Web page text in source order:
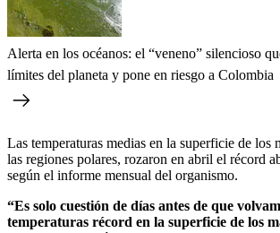
Alerta en los océanos: el “veneno” silencioso
límites del planeta y pone en riesgo a Colombia
Las temperaturas medias en la superficie de los
las regiones polares, rozaron en abril el récord
según el informe mensual del organismo.
“Es solo cuestión de días antes de que
temperaturas récord en la superficie de los